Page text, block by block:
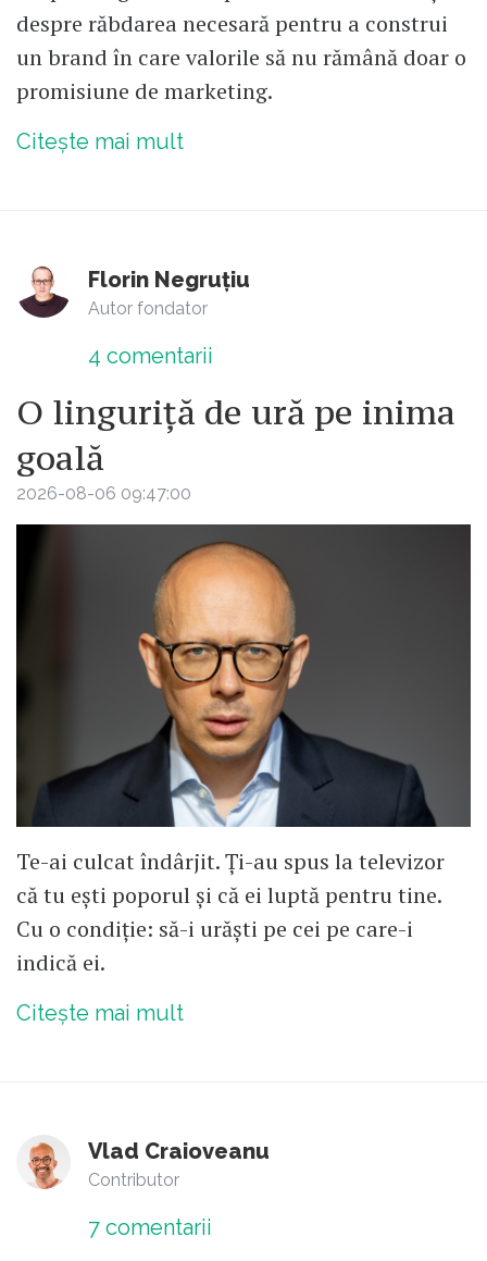
despre răbdarea necesară pentru a construi
un brand în care valorile să nu rămână doar o
promisiune de marketing.
Citește mai mult
Florin Negruțiu
Autor fondator
4 comentarii
O linguriță de ură pe inima
goală
2026-08-06 09:47:00
Te-ai culcat îndârjit. Ți-au spus la televizor
că tu ești poporul și că ei luptă pentru tine.
Cu o condiție: să-i urăști pe cei pe care-i
indică ei.
Citește mai mult
Vlad Craioveanu
Contributor
7 comentarii